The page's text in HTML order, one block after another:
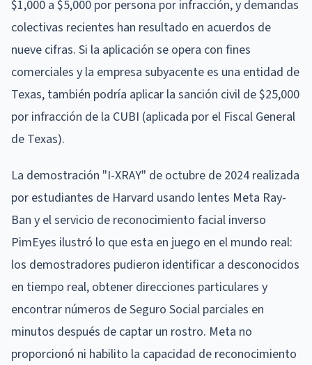
$1,000 a $5,000 por persona por infracción, y demandas
colectivas recientes han resultado en acuerdos de
nueve cifras. Si la aplicación se opera con fines
comerciales y la empresa subyacente es una entidad de
Texas, también podría aplicar la sanción civil de $25,000
por infracción de la CUBI (aplicada por el Fiscal General
de Texas).
La demostración "I-XRAY" de octubre de 2024 realizada
por estudiantes de Harvard usando lentes Meta Ray-
Ban y el servicio de reconocimiento facial inverso
PimEyes ilustró lo que esta en juego en el mundo real:
los demostradores pudieron identificar a desconocidos
en tiempo real, obtener direcciones particulares y
encontrar números de Seguro Social parciales en
minutos después de captar un rostro. Meta no
proporcionó ni habilito la capacidad de reconocimiento